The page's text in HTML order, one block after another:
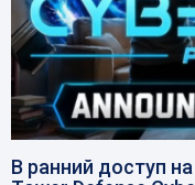
В ранний доступ